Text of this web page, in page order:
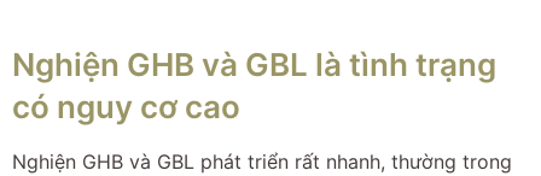
Nghiện GHB và GBL là tình trạng
có nguy cơ cao
Nghiện GHB và GBL phát triển rất nhanh, thường trong